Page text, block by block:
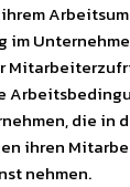
die in
ihren
nehmen.